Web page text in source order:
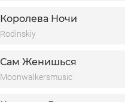
Королева Ночи
Rodinskiy
Сам Женишься
Moonwalkersmusic